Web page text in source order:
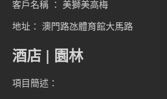
客戶名稱 ： 美獅美高梅
地址： 澳門路氹體育館大馬路
酒店 | 園林
項目簡述：